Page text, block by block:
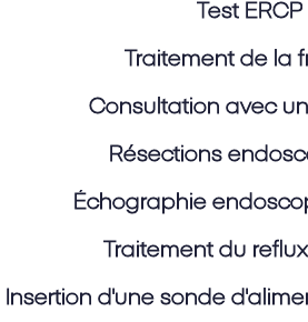
Test ERCP
Traitement de la
Consultation avec
Résections
Échographie
Traitement du
Insertion d'une sonde